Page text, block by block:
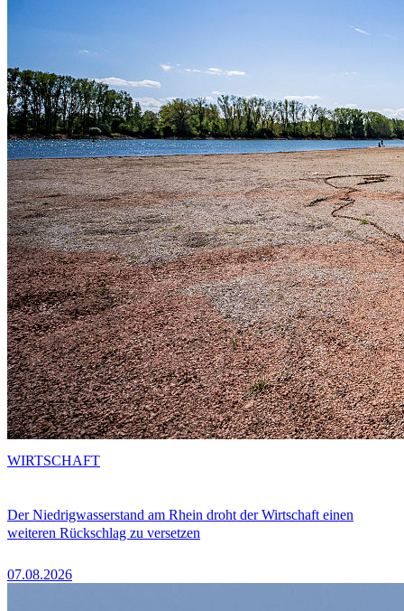
Der Niedrigwasserstand am Rhein droht der Wirtschaft einen
weiteren Rückschlag zu versetzen
07.08.2026
WIRTSCHAFT